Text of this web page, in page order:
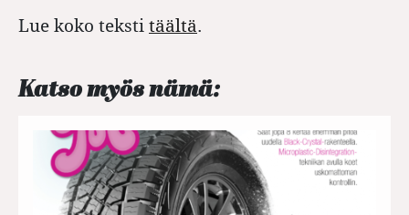
Lue koko teksti täältä.
Katso myös nämä: